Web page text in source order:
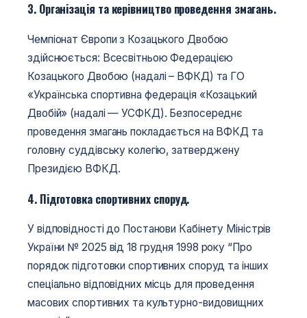
3. Організація та керівництво проведення змагань.
Чемпіонат Європи з Козацького Двобою
здійснюється: Всесвітньою Федерацією
Козацького Двобою (надалі – ВФКД) та ГО
«Українська спортивна федерація «Козацький
Двобій» (надалі — УСФКД). Безпосереднє
проведення змагань покладається на ВФКД та
головну суддівську колегію, затверджену
Президією ВФКД.
4. Підготовка спортивних споруд.
У відповідності до Постанови Кабінету Міністрів
України № 2025 від 18 грудня 1998 року “Про
порядок підготовки спортивних споруд та інших
спеціально відповідних місць для проведення
масових спортивних та культурно-видовищних